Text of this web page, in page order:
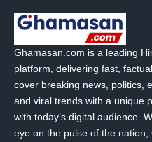
Ghamasan.com is a leading
platform, delivering fast,
cover breaking news, politics,
and viral trends with a unique
with today’s digital audience.
eye on the pulse of the